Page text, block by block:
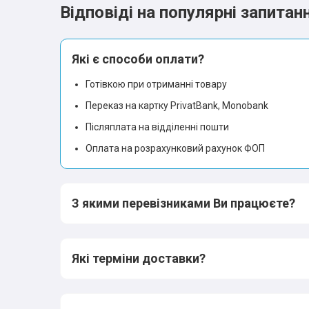
Відповіді на популярні
Які є способи оплати?
Готівкою при отриманні товару
Переказ на картку PrivatBank, Monobank
Післяплата на відділенні пошти
Оплата на розрахунковий рахунок ФОП
З якими перевізниками Ви працюєте?
Які терміни доставки?